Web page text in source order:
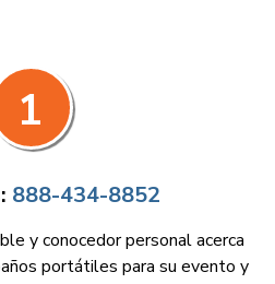
1
888-434-8852
y conocedor personal acerca
portátiles para su evento y